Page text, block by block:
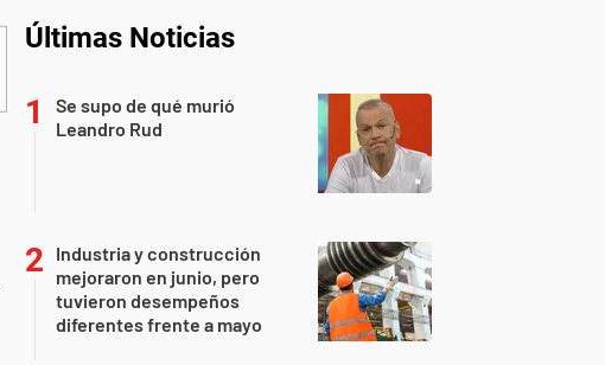
Últimas Noticias
Se supo de qué murió
Leandro Rud
Industria y construcción
mejoraron en junio, pero
tuvieron desempeños
diferentes frente a mayo